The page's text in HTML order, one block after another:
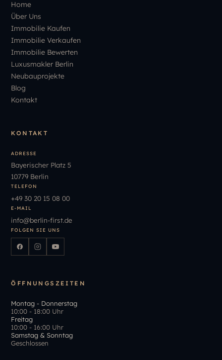
Home
Über Uns
Immobilie Kaufen
Immobilie Verkaufen
Immobilie Bewerten
Luxusmakler Berlin
Neubauprojekte
Blog
Kontakt
KONTAKT
ADRESSE
Bayerischer Platz 5
10779 Berlin
TELEFON
+49 30 20 15 08 00
E-MAIL
info@berlin-first.de
FOLGEN SIE UNS
ÖFFNUNGSZEITEN
Montag - Donnerstag
10:00 - 18:00 Uhr
Freitag
10:00 - 16:00 Uhr
Samstag & Sonntag
Geschlossen